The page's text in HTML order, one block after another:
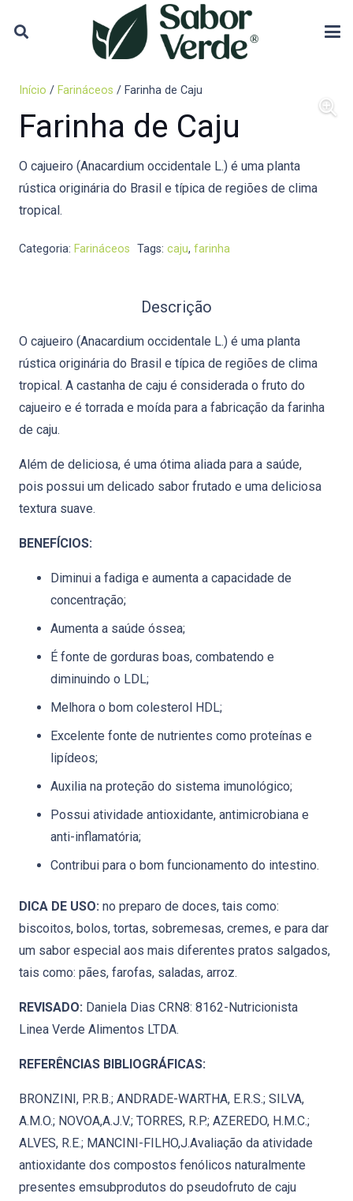
Início / Farináceos / Farinha de Caju
Farinha de Caju
O cajueiro (Anacardium occidentale L.) é uma planta
rústica originária do Brasil e típica de regiões de clima
tropical.
Categoria: Farináceos Tags: caju, farinha
Descrição
O cajueiro (Anacardium occidentale L.) é uma planta
rústica originária do Brasil e típica de regiões de clima
tropical. A castanha de caju é considerada o fruto do
cajueiro e é torrada e moída para a fabricação da farinha
de caju.
Além de deliciosa, é uma ótima aliada para a saúde,
pois possui um delicado sabor frutado e uma deliciosa
textura suave.
BENEFÍCIOS:
Diminui a fadiga e aumenta a capacidade de
concentração;
Aumenta a saúde óssea;
É fonte de gorduras boas, combatendo e
diminuindo o LDL;
Melhora o bom colesterol HDL;
Excelente fonte de nutrientes como proteínas e
lipídeos;
Auxilia na proteção do sistema imunológico;
Possui atividade antioxidante, antimicrobiana e
anti-inflamatória;
Contribui para o bom funcionamento do intestino.
DICA DE USO: no preparo de doces, tais como:
biscoitos, bolos, tortas, sobremesas, cremes, e para dar
um sabor especial aos mais diferentes pratos salgados,
tais como: pães, farofas, saladas, arroz.
REVISADO: Daniela Dias CRN8: 8162-Nutricionista
Linea Verde Alimentos LTDA.
REFERÊNCIAS BIBLIOGRÁFICAS:
BRONZINI, P.R.B.; ANDRADE-WARTHA, E.R.S.; SILVA,
A.M.O.; NOVOA,A.J.V.; TORRES, R.P.; AZEREDO, H.M.C.;
ALVES, R.E.; MANCINI-FILHO,J.Avaliação da atividade
antioxidante dos compostos fenólicos naturalmente
presentes emsubprodutos do pseudofruto de caju